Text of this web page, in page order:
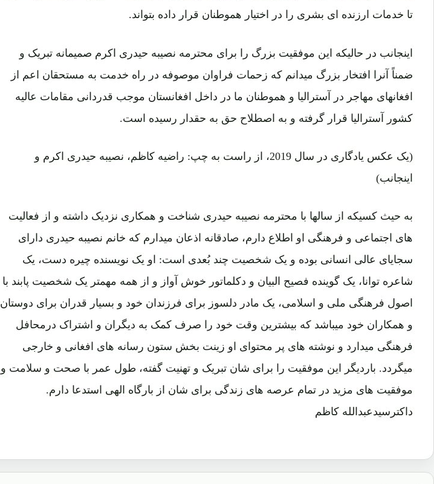
تا خدمات ارزنده ای بشری را در اختیار هموطنان قرار داده بتواند.
اینجانب در حالیکه این موفقیت بزرگ را برای محترمه نصیبه حیدری اکرم صمیمانه تبریک و
ضمناً آنرا افتخار بزرگ میدانم که زحمات فراوان موصوفه در راه خدمت به مستحقان اعم از
افغانهای مهاجر در آسترالیا و هموطنان ما در داخل افغانستان موجب قدردانی مقامات عالیه
کشور آسترالیا قرار گرفته و به اصطلاح حق به حقدار رسیده است.
(یک عکس یادگاری در سال 2019، از راست به چپ: راضیه کاظم، نصیبه حیدری اکرم و
اینجانب)
به حیث کسیکه از سالها با محترمه نصیبه حیدری شناخت و همکاری نزدیک داشته و از فعالیت
های اجتماعی و فرهنگی او اطلاع دارم، صادقانه اذعان میدارم که خانم نصیبه حیدری دارای
سجایای عالی انسانی بوده و یک شخصیت چند بُعدی است: او یک نویسنده چیره دست، یک
شاعره توانا، یک گوینده فصیح البیان و دکلماتور خوش آواز و از همه مهمتر یک شخصیت پابند با
اصول فرهنگی ملی و اسلامی، یک مادر دلسوز برای فرزندان خود و بسیار قدران برای دوستان
و همکاران خود میباشد که بیشترین وقت خود را صرف کمک به دیگران و اشتراک درمحافل
فرهنگی میدارد و نوشته های پر محتوای او زینت بخش ستون رسانه های افغانی و خارجی
میگردد. باردیگر این موفقیت را برای شان تبریک و تهنیت گفته، طول عمر با صحت و سلامت و
موفقیت های مزید در تمام عرصه های زندگی برای شان از بارگاه الهی استدعا دارم.
داکترسیدعبدالله کاظم